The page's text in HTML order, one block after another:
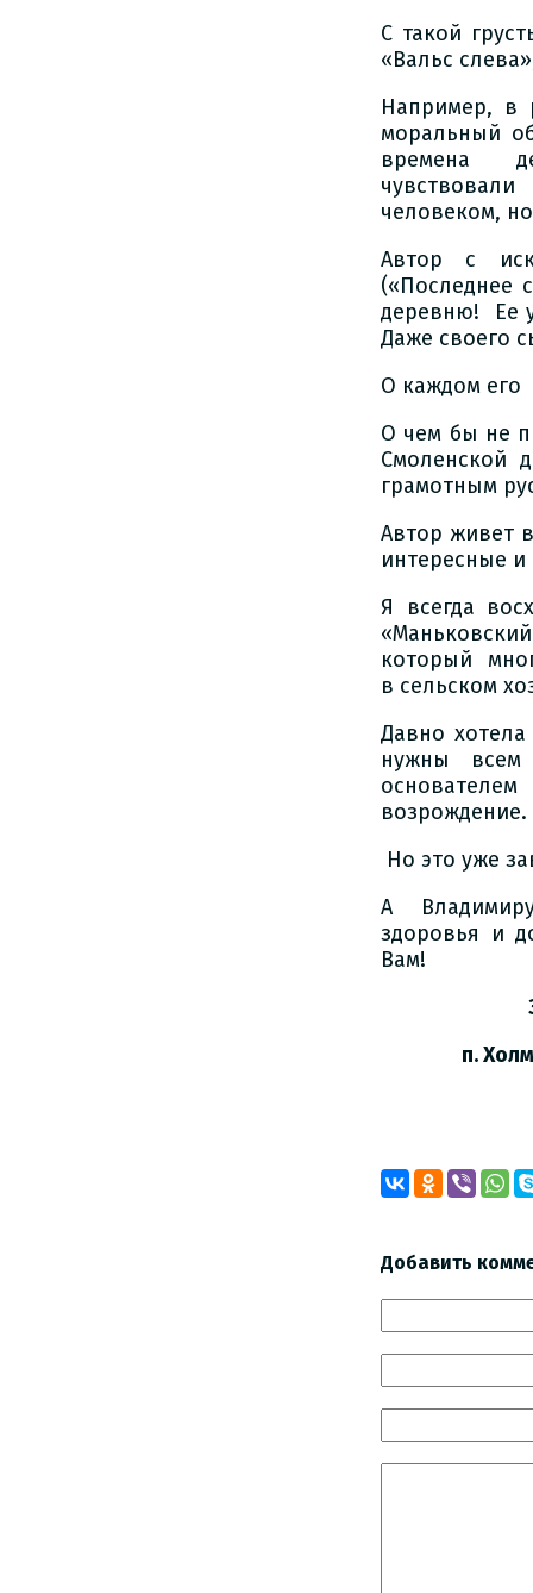
С такой
«Вальс
Например, в
моральный
времена
человеком,
Автор с
(«Последнее
деревню! Ее
Даже своего
О каждом его
О чем бы не
Смоленской
грамотным
Автор живет
интересные
Я всегда
который
в сельском
Давно
нужны
возрождение.
Но это уже
А
здоровья и
Вам!
З.
п. Холм-
Добавить